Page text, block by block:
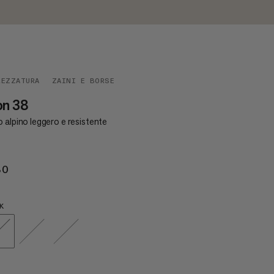
ZAINI E BORSE
38
alpino leggero e resistente